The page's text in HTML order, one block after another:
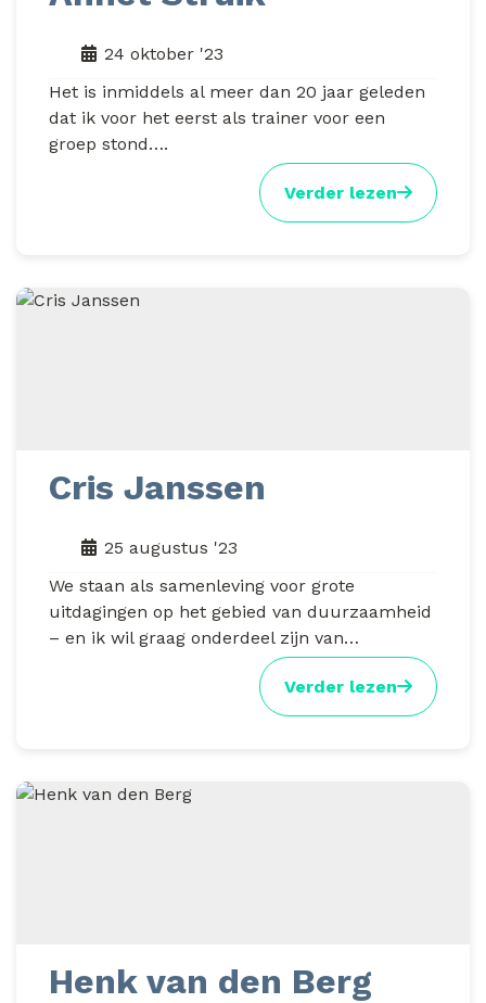
24 oktober '23
Het is inmiddels al meer dan 20 jaar geleden
dat ik voor het eerst als trainer voor een
groep stond….
Verder lezen
Cris Janssen
25 augustus '23
We staan als samenleving voor grote
uitdagingen op het gebied van duurzaamheid
– en ik wil graag onderdeel zijn van…
Verder lezen
Henk van den Berg